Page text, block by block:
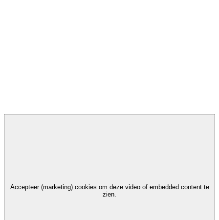
Accepteer (marketing) cookies om deze video of embedded content te
zien.